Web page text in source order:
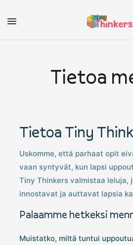
Tietoa
Tietoa Tiny
Uskomme, että parhaat opit
vaan syntyvät, kun lapsi
Tiny Thinkers valmistaa leluja,
innostavat ja auttavat lapsia
Palaamme hetkeksi
Muistatko, miltä tuntui